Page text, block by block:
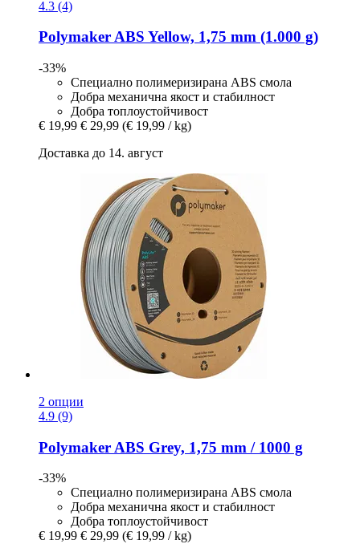
4.3 (4)
PolymakerABS Yellow, 1,75 mm (1.000 g)
-33%
Специално полимеризирана ABS смола
Добра механична якост и стабилност
Добра топлоустойчивост
€ 19,99 € 29,99 (€ 19,99 / kg)
Доставка до 14. август
2 опции
4.9 (9)
Polymaker ABS Grеy, 1,75 mm / 1000 g
-33%
Специално полимеризирана ABS смола
Добра механична якост и стабилност
Добра топлоустойчивост
€ 19,99 € 29,99 (€ 19,99 / kg)